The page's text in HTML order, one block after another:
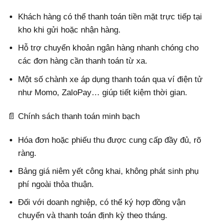
Khách hàng có thể thanh toán tiền mặt trực tiếp tại
kho khi gửi hoặc nhận hàng.
Hỗ trợ chuyển khoản ngân hàng nhanh chóng cho
các đơn hàng cần thanh toán từ xa.
Một số chành xe áp dụng thanh toán qua ví điện tử
như Momo, ZaloPay… giúp tiết kiệm thời gian.
📄 Chính sách thanh toán minh bạch
Hóa đơn hoặc phiếu thu được cung cấp đầy đủ, rõ
ràng.
Bảng giá niêm yết công khai, không phát sinh phụ
phí ngoài thỏa thuận.
Đối với doanh nghiệp, có thể ký hợp đồng vận
chuyển và thanh toán định kỳ theo tháng.